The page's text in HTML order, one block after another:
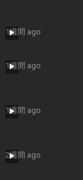
1週間 ago
1週間 ago
1週間 ago
2週間 ago